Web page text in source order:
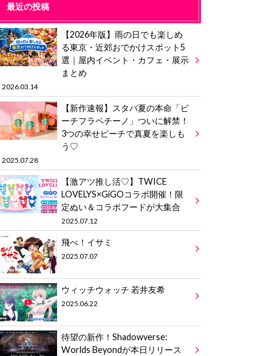
最近の投稿
【2026年版】雨の日でも楽しめ
る東京・近郊おでかけスポット5
選｜屋内イベント・カフェ・展示
まとめ
2026.03.14
【新作速報】スタバ夏の本命「ピ
ーチフラペチーノ」ついに解禁！
3つの幸せピーチで真夏を楽しも
う♡
2025.07.28
【激アツ推し活♡】TWICE
LOVELYS×GiGOコラボ開催！限
定ぬい＆コラボフードが大集合
2025.07.12
飛べ！イサミ
2025.07.07
ウィッチウォッチ 若井友希
2025.06.22
待望の新作！Shadowverse:
Worlds Beyondが本日リリース